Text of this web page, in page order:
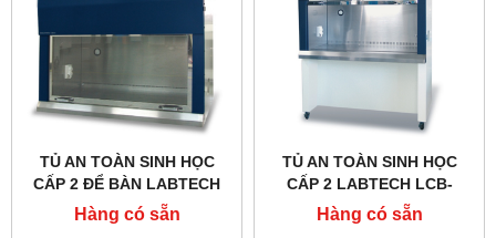
TỦ AN TOÀN SINH HỌC
CẤP 2 ĐỂ BÀN LABTECH
LCB-0103B-A2, LCB-
0123B-A2, LCB-0153B-A2,
Hàng có sẵn
TỦ AN TOÀN SINH HỌC
CẤP 2 LABTECH LCB-
903B-A2, LCB-1203B-A2,
LCB-1503B-A2, LCB-
Hàng có sẵn